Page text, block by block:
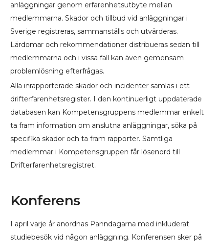
anläggningar genom erfarenhetsutbyte mellan
medlemmarna. Skador och tillbud vid anläggningar i
Sverige registreras, sammanställs och utvärderas.
Lärdomar och rekommendationer distribueras sedan till
medlemmarna och i vissa fall kan även gemensam
problemlösning efterfrågas.
Alla inrapporterade skador och incidenter samlas i ett
drifterfarenhetsregister. I den kontinuerligt uppdaterade
databasen kan Kompetensgruppens medlemmar enkelt
ta fram information om anslutna anläggningar, söka på
specifika skador och ta fram rapporter. Samtliga
medlemmar i Kompetensgruppen får lösenord till
Drifterfarenhetsregistret.
Konferens
I april varje år anordnas Panndagarna med inkluderat
studiebesök vid någon anläggning. Konferensen sker på